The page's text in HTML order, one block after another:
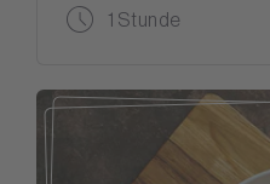
1 Stunde